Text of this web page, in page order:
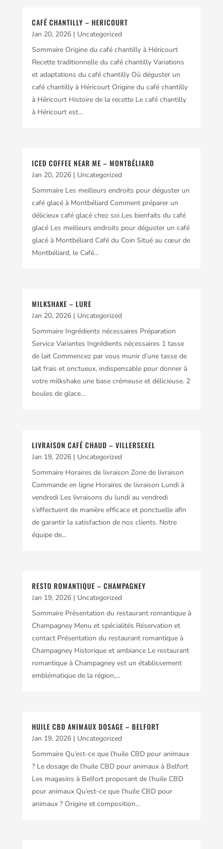
CAFÉ CHANTILLY – HERICOURT
Jan 20, 2026| Uncategorized
Sommaire Origine du café chantilly à Héricourt
Recette traditionnelle du café chantilly Variations
et adaptations du café chantilly Où déguster un
café chantilly à Héricourt Origine du café chantilly
à Héricourt Histoire de la recette Le café chantilly
à Héricourt est...
ICED COFFEE NEAR ME – MONTBÉLIARD
Jan 20, 2026| Uncategorized
Sommaire Les meilleurs endroits pour déguster un
café glacé à Montbéliard Comment préparer un
délicieux café glacé chez soi Les bienfaits du café
glacé Les meilleurs endroits pour déguster un café
glacé à Montbéliard Café du Coin Situé au cœur de
Montbéliard, le Café...
MILKSHAKE – LURE
Jan 20, 2026| Uncategorized
Sommaire Ingrédients nécessaires Préparation
Service Variantes Ingrédients nécessaires 1 tasse
de lait Commencez par vous munir d’une tasse de
lait frais et onctueux, indispensable pour donner à
votre milkshake une base crémeuse et délicieuse. 2
boules de glace...
LIVRAISON CAFÉ CHAUD – VILLERSEXEL
Jan 19, 2026| Uncategorized
Sommaire Horaires de livraison Zone de livraison
Commande en ligne Horaires de livraison Lundi à
vendredi Les livraisons du lundi au vendredi
s’effectuent de manière efficace et ponctuelle afin
de garantir la satisfaction de nos clients. Notre
équipe de...
RESTO ROMANTIQUE – CHAMPAGNEY
Jan 19, 2026| Uncategorized
Sommaire Présentation du restaurant romantique à
Champagney Menu et spécialités Réservation et
contact Présentation du restaurant romantique à
Champagney Historique et ambiance Le restaurant
romantique à Champagney est un établissement
emblématique de la région,...
HUILE CBD ANIMAUX DOSAGE – BELFORT
Jan 19, 2026| Uncategorized
Sommaire Qu’est-ce que l’huile CBD pour animaux
? Le dosage de l’huile CBD pour animaux à Belfort
Les magasins à Belfort proposant de l’huile CBD
pour animaux Qu’est-ce que l’huile CBD pour
animaux ? Origine et composition...